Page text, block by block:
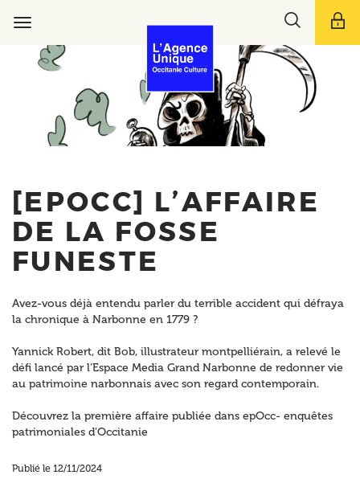
principalnavigation
Toggle
bar
[EPOCC] L’AFFAIRE
DE LA FOSSE
FUNESTE
Avez-vous déjà entendu parler du terrible accident qui défraya
la chronique à Narbonne en 1779 ?
Yannick Robert, dit Bob, illustrateur montpelliérain, a relevé le
défi lancé par l’Espace Media Grand Narbonne de redonner vie
au patrimoine narbonnais avec son regard contemporain.
Découvrez la première affaire publiée dans epOcc- enquêtes
patrimoniales d'Occitanie
Publié le 12/11/2024